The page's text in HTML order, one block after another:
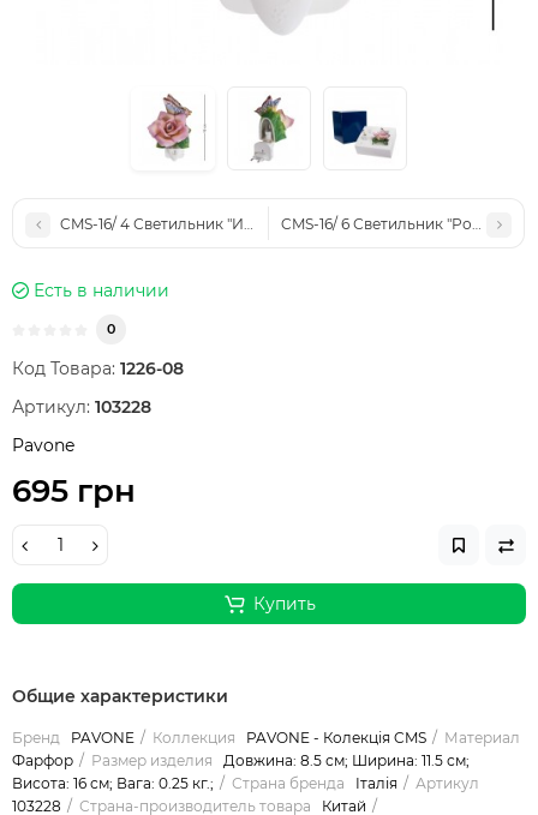
CMS-16/ 4 Светильник "Ириc" (Pavone)CMS-16/ 6 Светильник "Роза"
Есть в наличии
0
Код Товара: 1226-08
Артикул: 103228
Pavone
695 грн
Купить
Общие характеристики
Бренд PAVONE Коллекция PAVONE - Колекція CMS
Материал
Фарфор
Размер изделия
Довжина: 8.5 см; Ширина: 11.5 см;
Висота: 16 см; Вага: 0.25 кг.;
Страна бренда Італія
Артикул
103228
Страна-производитель товара Китай